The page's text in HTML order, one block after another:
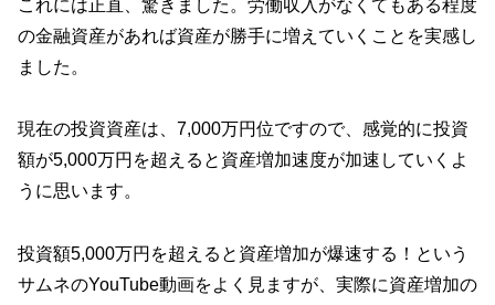
これには正直、驚きました。労働収入がなくてもある程度
の金融資産があれば資産が勝手に増えていくことを実感し
ました。
現在の投資資産は、7,000万円位ですので、感覚的に投資
額が5,000万円を超えると資産増加速度が加速していくよ
うに思います。
投資額5,000万円を超えると資産増加が爆速する！という
サムネのYouTube動画をよく見ますが、実際に資産増加の